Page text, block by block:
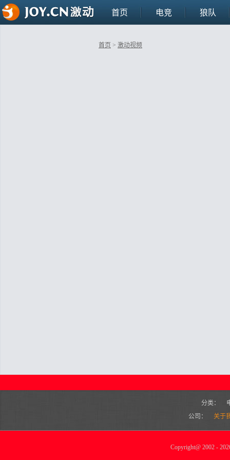
首页 电竞 狼队
首页 > 激动视频
分类：
公司：
关于
Copyright@2002 -